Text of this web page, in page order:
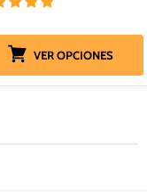
VER OPCIONES